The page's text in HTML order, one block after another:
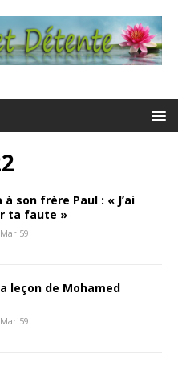
son frère Paul : « J’ai
ta faute »
Mari59
leçon de Mohamed
Mari59